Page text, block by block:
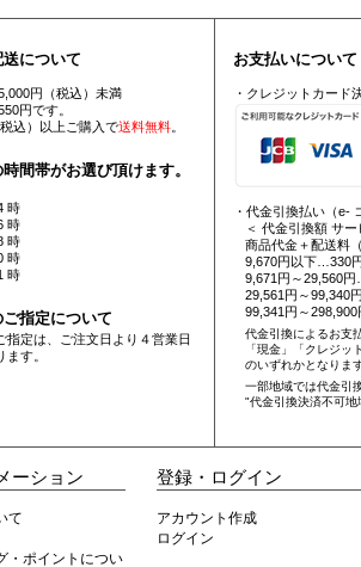
について
円（税込）未満
円です。
込）以上ご購入で送料無料。
間帯がお選び頂けます。
時
時
時
時
時
指定について
指定は、ご注文日より４営業日
ます。
お支払いについて
・クレジットカード
・代金引換払い（e-
＜ 代金引換額 サー
商品代金＋配送料（
9,670円以下…330
9,671円～29,560
29,561円～99,340
99,341円～
代金引換によるお支
「現金」「クレジッ
のいずれかとなります
一部地域では代金引
"代金引換決済不可地
ーション
て
・ポイントについ
登録・ログイン
アカウント作成
ログイン